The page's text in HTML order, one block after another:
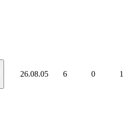
26.08.05 6 0 1